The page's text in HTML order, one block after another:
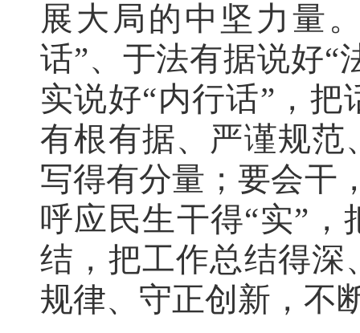
展大局的中坚力量
话”、于法有据说好“
实说好“内行话”，
有根有据、严谨规范
写得有分量；要会干
呼应民生干得“实”
结，把工作总结得深
规律、守正创新，不